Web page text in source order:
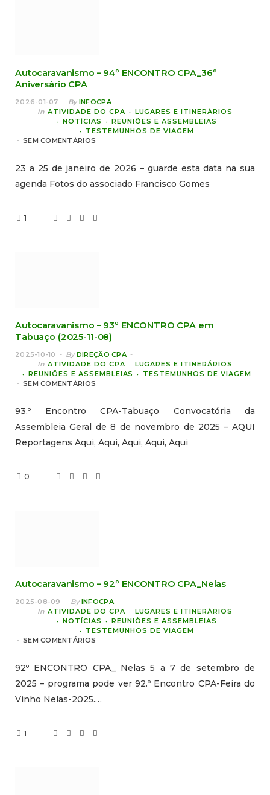
Autocaravanismo – 94º ENCONTRO CPA_36º
Aniversário CPA
2026-01-07 By INFOCPA
In ATIVIDADE DO CPA
LUGARES E ITINERÁRIOS
NOTÍCIAS
REUNIÕES E ASSEMBLEIAS
TESTEMUNHOS DE VIAGEM
SEM COMENTÁRIOS
23 a 25 de janeiro de 2026 – guarde esta data na sua
agenda Fotos do associado Francisco Gomes
1
Autocaravanismo – 93º ENCONTRO CPA em
Tabuaço (2025-11-08)
2025-10-10 By DIREÇÃO CPA
In ATIVIDADE DO CPA
LUGARES E ITINERÁRIOS
REUNIÕES E ASSEMBLEIAS
TESTEMUNHOS DE VIAGEM
SEM COMENTÁRIOS
93.º Encontro CPA-Tabuaço Convocatória da
Assembleia Geral de 8 de novembro de 2025 – AQUI
Reportagens Aqui, Aqui, Aqui, Aqui, Aqui
0
Autocaravanismo – 92º ENCONTRO CPA_Nelas
2025-08-09 By INFOCPA
In ATIVIDADE DO CPA
LUGARES E ITINERÁRIOS
NOTÍCIAS
REUNIÕES E ASSEMBLEIAS
TESTEMUNHOS DE VIAGEM
SEM COMENTÁRIOS
92º ENCONTRO CPA_ Nelas 5 a 7 de setembro de
2025 – programa pode ver 92.º Encontro CPA-Feira do
Vinho Nelas-2025.…
1